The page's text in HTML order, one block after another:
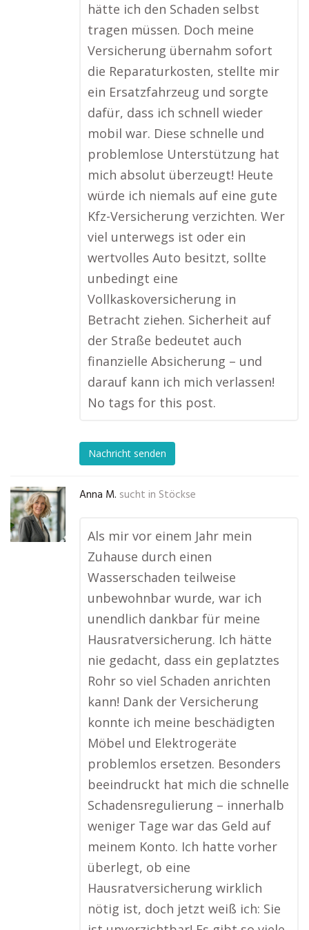
hätte ich den Schaden selbst
tragen müssen. Doch meine
Versicherung übernahm sofort
die Reparaturkosten, stellte mir
ein Ersatzfahrzeug und sorgte
dafür, dass ich schnell wieder
mobil war. Diese schnelle und
problemlose Unterstützung hat
mich absolut überzeugt! Heute
würde ich niemals auf eine gute
Kfz-Versicherung verzichten. Wer
viel unterwegs ist oder ein
wertvolles Auto besitzt, sollte
unbedingt eine
Vollkaskoversicherung in
Betracht ziehen. Sicherheit auf
der Straße bedeutet auch
finanzielle Absicherung – und
darauf kann ich mich verlassen!
No tags for this post.
Nachricht senden
Anna M. sucht in Stöckse
Als mir vor einem Jahr mein
Zuhause durch einen
Wasserschaden teilweise
unbewohnbar wurde, war ich
unendlich dankbar für meine
Hausratversicherung. Ich hätte
nie gedacht, dass ein geplatztes
Rohr so viel Schaden anrichten
kann! Dank der Versicherung
konnte ich meine beschädigten
Möbel und Elektrogeräte
problemlos ersetzen. Besonders
beeindruckt hat mich die schnelle
Schadensregulierung – innerhalb
weniger Tage war das Geld auf
meinem Konto. Ich hatte vorher
überlegt, ob eine
Hausratversicherung wirklich
nötig ist, doch jetzt weiß ich: Sie